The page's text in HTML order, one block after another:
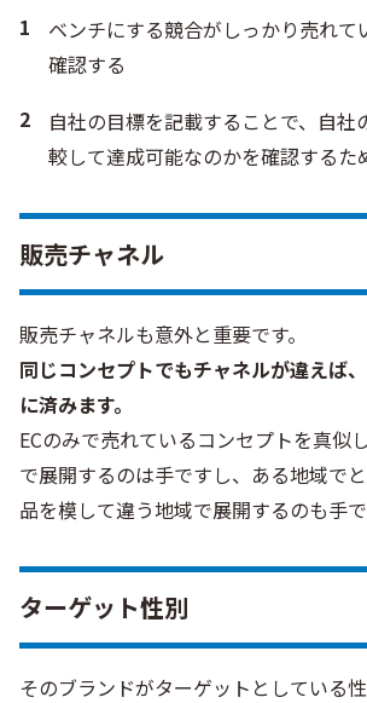
ベンチにする競合がしっかり売れて
確認する
自社の目標を記載することで、自社
較して達成可能なのかを確認するた
販売チャネル
販売チャネルも意外と重要です。
同じコンセプトでもチャネルが違えば
に済みます。
ECのみで売れているコンセプトを真似
で展開するのは手ですし、ある地域で
品を模して違う地域で展開するのも手で
ターゲット性別
そのブランドがターゲットとしている性